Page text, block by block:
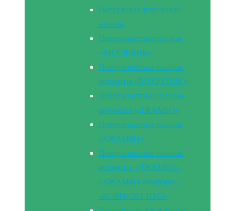
Погружные фекальные
насосы
Поверхностные насосы
«ВИХРЕВИК»
Поверхностные насосы-
автоматы «ВИХРЕВИК»
Поверхностные насосы-
автоматы «ДЖАМБО»
Поверхностные насосы
«ДЖАМБО»
Поверхностные насосы-
автоматы «ДЖАМБО»,
«ДЖАМБО Комфорт»,
«КОМФОРТ ПРО»